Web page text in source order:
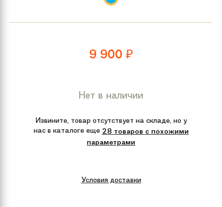
9 900 ₽
Нет в наличии
Извините, товар отсутствует на складе, но у
нас в каталоге еще 28 товаров с похожими
параметрами
Условия доставки